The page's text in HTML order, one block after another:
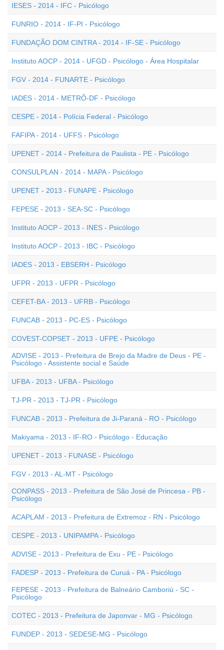
IESES - 2014 - IFC - Psicólogo
FUNRIO - 2014 - IF-PI - Psicólogo
FUNDAÇÃO DOM CINTRA - 2014 - IF-SE - Psicólogo
Instituto AOCP - 2014 - UFGD - Psicólogo - Área Hospitalar
FGV - 2014 - FUNARTE - Psicólogo
IADES - 2014 - METRÔ-DF - Psicólogo
CESPE - 2014 - Polícia Federal - Psicólogo
FAFIPA - 2014 - UFFS - Psicólogo
UPENET - 2014 - Prefeitura de Paulista - PE - Psicólogo
CONSULPLAN - 2014 - MAPA - Psicólogo
UPENET - 2013 - FUNAPE - Psicólogo
FEPESE - 2013 - SEA-SC - Psicólogo
Instituto AOCP - 2013 - INES - Psicólogo
Instituto AOCP - 2013 - IBC - Psicólogo
IADES - 2013 - EBSERH - Psicólogo
UFPR - 2013 - UFPR - Psicólogo
CEFET-BA - 2013 - UFRB - Psicólogo
FUNCAB - 2013 - PC-ES - Psicólogo
COVEST-COPSET - 2013 - UFPE - Psicólogo
ADVISE - 2013 - Prefeitura de Brejo da Madre de Deus - PE -
Psicólogo - Assistente social e Saúde
UFBA - 2013 - UFBA - Psicólogo
TJ-PR - 2013 - TJ-PR - Psicólogo
FUNCAB - 2013 - Prefeitura de Ji-Paraná - RO - Psicólogo
Makiyama - 2013 - IF-RO - Psicólogo - Educação
UPENET - 2013 - FUNASE - Psicólogo
FGV - 2013 - AL-MT - Psicólogo
CONPASS - 2013 - Prefeitura de São José de Princesa - PB -
Psicólogo
ACAPLAM - 2013 - Prefeitura de Extremoz - RN - Psicólogo
CESPE - 2013 - UNIPAMPA - Psicólogo
ADVISE - 2013 - Prefeitura de Exu - PE - Psicólogo
FADESP - 2013 - Prefeitura de Curuá - PA - Psicólogo
FEPESE - 2013 - Prefeitura de Balneário Camboriú - SC -
Psicólogo
COTEC - 2013 - Prefeitura de Japonvar - MG - Psicólogo
FUNDEP - 2013 - SEDESE-MG - Psicólogo